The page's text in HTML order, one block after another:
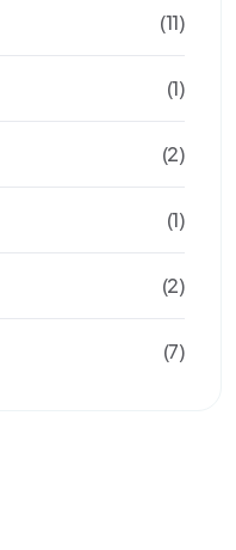
(11)
(1)
(2)
(1)
(2)
(7)